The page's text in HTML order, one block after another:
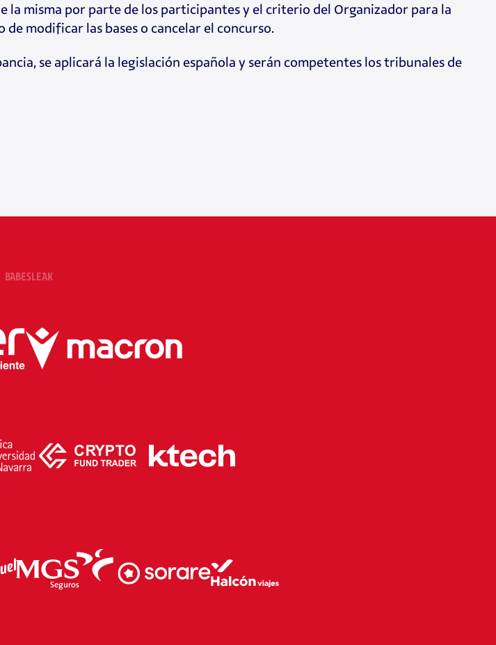
la misma por parte de los participantes y el criterio del Organizador para la
de modificar las bases o cancelar el concurso.
se aplicará la legislación española y serán competentes los tribunales de
BABESLEAK